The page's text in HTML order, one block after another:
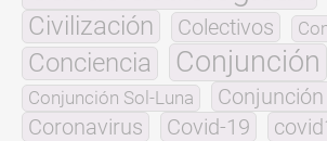
Civilización Colectivos
Conciencia Conjunción
Conjunción Sol-Luna
Coronavirus
Covid-19